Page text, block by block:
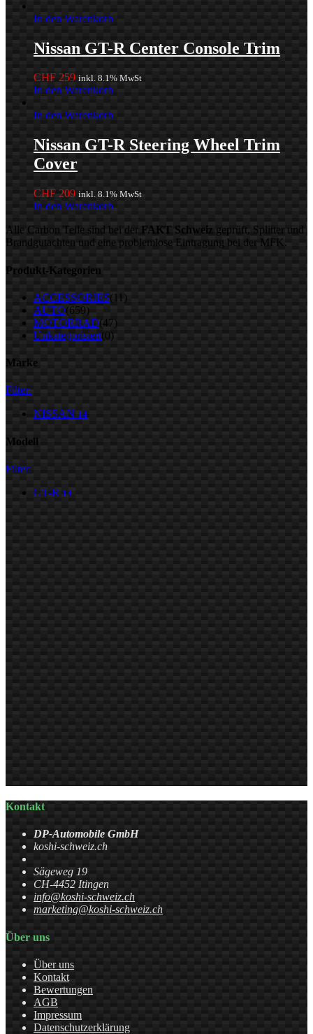
In den Warenkorb
Nissan GT-R Center Console Trim
CHF 259 inkl. 8.1% MwSt
In den Warenkorb
In den Warenkorb
Nissan GT-R Steering Wheel Trim
Cover
CHF 209 inkl. 8.1% MwSt
In den Warenkorb
Alle Carbon Teile sind bei der FAKT Schweiz geprüft, Splitter und
Brandgutachten und eine problemlose Eintragung bei der MFK.
Produkt-Kategorien
ACCESSORIES(11)
AUTO(659)
MOTORRAD(47)
Unkategorisiert(0)
Marke
Filter:
NISSAN 14
Modell
Filter:
GT-R 14
Kontakt
DP-Automobile GmbH
koshi-schweiz.ch
Sägeweg 19
CH-4452 Itingen
info@koshi-schweiz.ch
marketing@koshi-schweiz.ch
Über uns
Über uns
Kontakt
Bewertungen
AGB
Impressum
Datenschutzerklärung